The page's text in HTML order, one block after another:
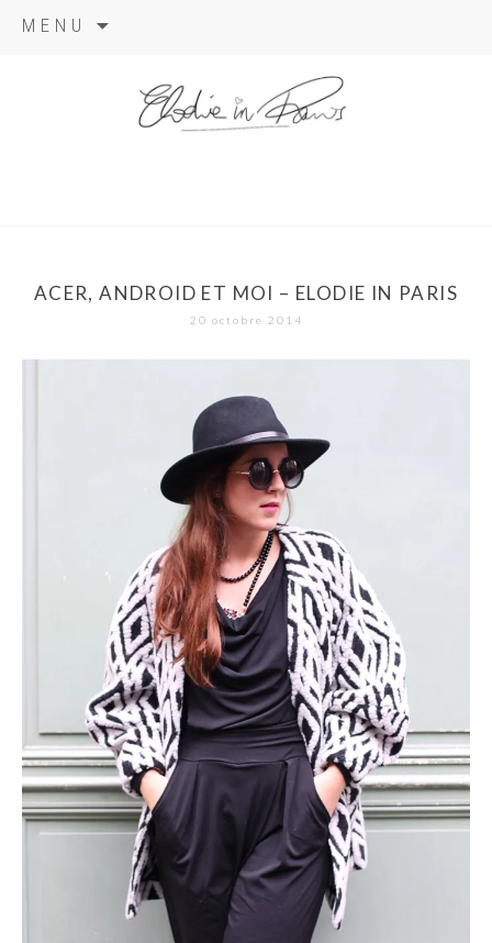
MENU
ACER, ANDROID ET MOI – ELODIE IN PARIS
20 octobre 2014